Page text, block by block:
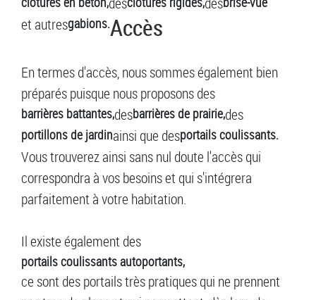
et autresgabions.Accès
En termes d'accès, nous sommes également bien
préparés puisque nous proposons des
barrières battantes,desbarrières de prairie,des
portillons de jardinainsi que desportails coulissants.
Vous trouverez ainsi sans nul doute l'accès qui
correspondra à vos besoins et qui s'intégrera
parfaitement à votre habitation.
Il existe également des
portails coulissants autoportants,
ce sont des portails très pratiques qui ne prennent